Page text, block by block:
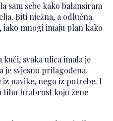
sam sebe kako balansiram
Biti nježna, a odlučna.
iako mnogi imaju plan kako
kući, svaka ulica imala je
je svjesno prilagođena.
navike, nego iz potrebe. I
tihu hrabrost koju žene